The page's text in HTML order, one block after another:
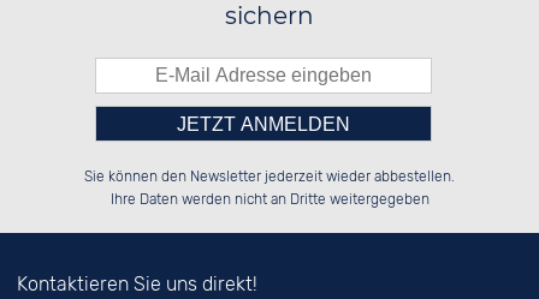
sichern
░░░░██░░██░░██░░██░░██░░░░░░██░░
░░████░░██░░██░░██████░░░░████░░
░░░░██░░██░░██░░██░░██░░░░░░██░░
Bitte tragen Sie die Zahl in
das nebenstehende Feld ein.
Sie können den Newsletter jederzeit wieder abbestellen.
Ihre Daten werden nicht an Dritte weitergegeben
Kontaktieren Sie uns direkt!